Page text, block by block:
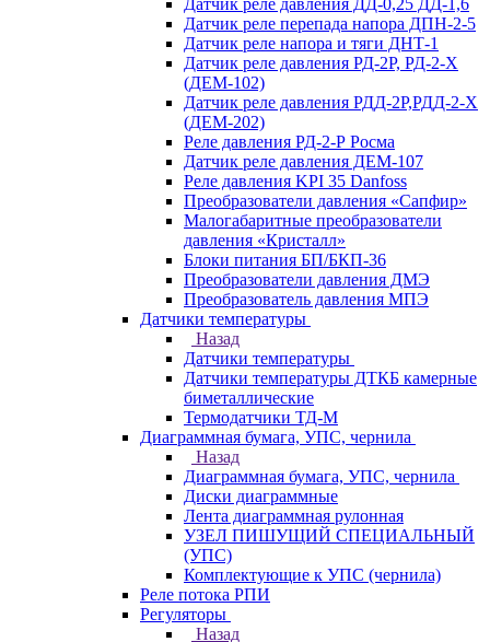
Датчик реле давления ДД-0,25 ДД-1,6
Датчик реле перепада напора ДПН-2-5
Датчик реле напора и тяги ДНТ-1
Датчик реле давления РД-2Р, РД-2-Х
(ДЕМ-102)
Датчик реле давления РДД-2Р,РДД-2-Х
(ДЕМ-202)
Реле давления РД-2-Р Росма
Датчик реле давления ДЕМ-107
Реле давления KPI 35 Danfoss
Преобразователи давления «Сапфир»
Малогабаритные преобразователи
давления «Кристалл»
Блоки питания БП/БКП-36
Преобразователи давления ДМЭ
Преобразователь давления МПЭ
Датчики температуры
Назад
Датчики температуры
Датчики температуры ДТКБ камерные
биметаллические
Термодатчики ТД-М
Диаграммная бумага, УПС, чернила
Назад
Диаграммная бумага, УПС, чернила
Диски диаграммные
Лента диаграммная рулонная
УЗЕЛ ПИШУЩИЙ СПЕЦИАЛЬНЫЙ
(УПС)
Комплектующие к УПС (чернила)
Реле потока РПИ
Регуляторы
Назад